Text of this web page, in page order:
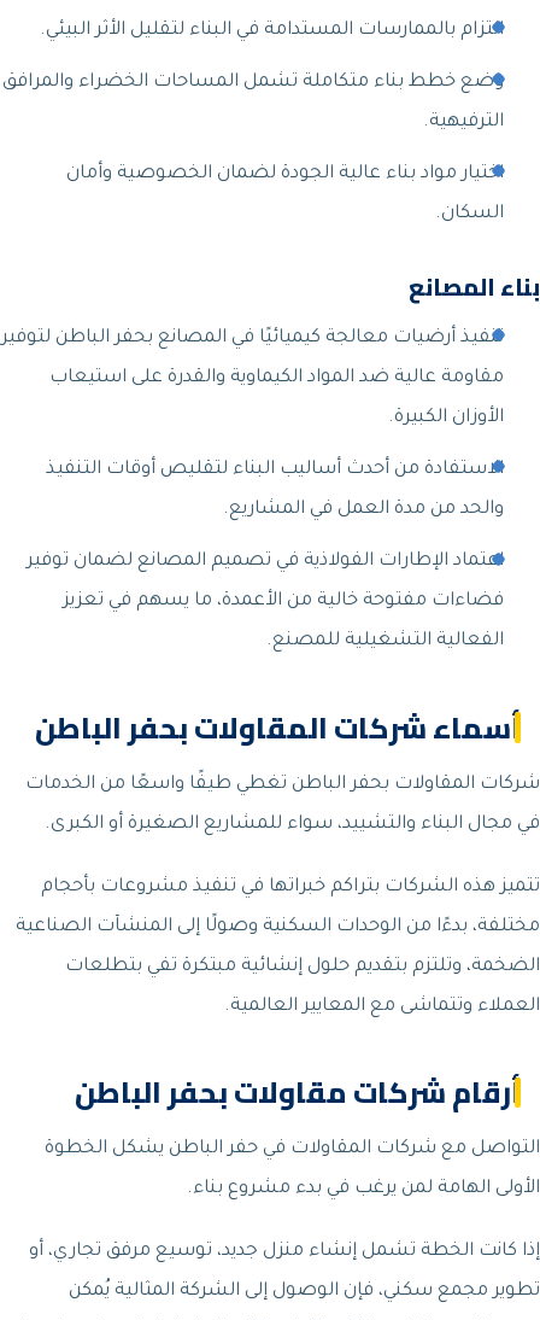
التزام بالممارسات المستدامة في البناء لتقليل الأثر البيئي.
وضع خطط بناء متكاملة تشمل المساحات الخضراء والمرافق
الترفيهية.
اختيار مواد بناء عالية الجودة لضمان الخصوصية وأمان
السكان.
بناء المصانع
تنفيذ أرضيات معالجة كيميائيًا في المصانع بحفر الباطن لتوفير
مقاومة عالية ضد المواد الكيماوية والقدرة على استيعاب
الأوزان الكبيرة.
الاستفادة من أحدث أساليب البناء لتقليص أوقات التنفيذ
والحد من مدة العمل في المشاريع.
اعتماد الإطارات الفولاذية في تصميم المصانع لضمان توفير
فضاءات مفتوحة خالية من الأعمدة، ما يسهم في تعزيز
الفعالية التشغيلية للمصنع.
أسماء شركات المقاولات بحفر الباطن
شركات المقاولات بحفر الباطن تغطي طيفًا واسعًا من الخدمات
في مجال البناء والتشييد، سواء للمشاريع الصغيرة أو الكبرى.
تتميز هذه الشركات بتراكم خبراتها في تنفيذ مشروعات بأحجام
مختلفة، بدءًا من الوحدات السكنية وصولًا إلى المنشآت الصناعية
الضخمة، وتلتزم بتقديم حلول إنشائية مبتكرة تفي بتطلعات
العملاء وتتماشى مع المعايير العالمية.
أرقام شركات مقاولات بحفر الباطن
التواصل مع شركات المقاولات في حفر الباطن يشكل الخطوة
الأولى الهامة لمن يرغب في بدء مشروع بناء.
إذا كانت الخطة تشمل إنشاء منزل جديد، توسيع مرفق تجاري، أو
تطوير مجمع سكني، فإن الوصول إلى الشركة المثالية يُمكن